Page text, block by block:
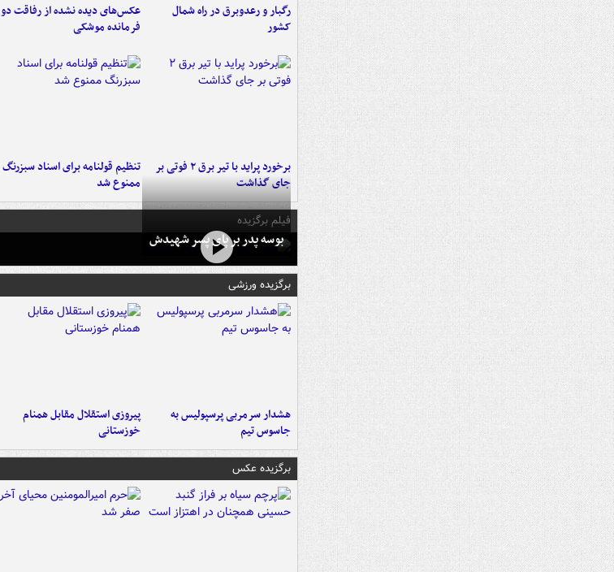
رگبار و رعدوبرق در راه شمال
کشور
عکس‌های دیده نشده از رفاقت دو
فرمانده‌ موشکی
برخورد پراید با تیر برق ۲ فوتی بر
جای گذاشت
تنظیم قولنامه برای اسناد سبزرنگ
ممنوع شد
فیلم برگزیده
بوسه‌ پدر بر پای پسر شهیدش
برگزیده ورزشی
هشدار سرمربی پرسپولیس به
جاسوس تیم
پیروزی استقلال مقابل همنام
خوزستانی
برگزیده عکس